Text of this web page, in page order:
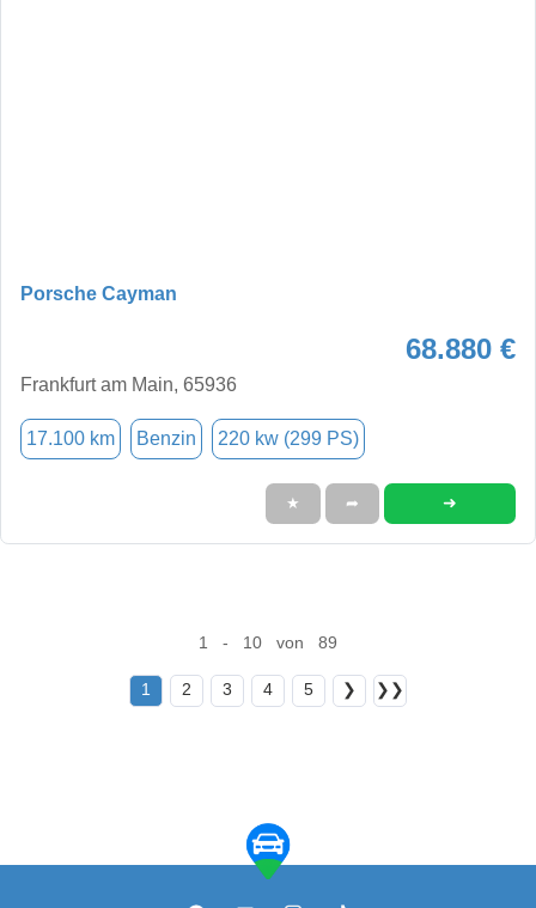
Porsche Cayman
68.880 €
Frankfurt am Main, 65936
17.100 km Benzin 220 kw (299 PS)
★ ➦ ➜
1 - 10 von 89
1 2 3 4 5 ❯ ❯❯